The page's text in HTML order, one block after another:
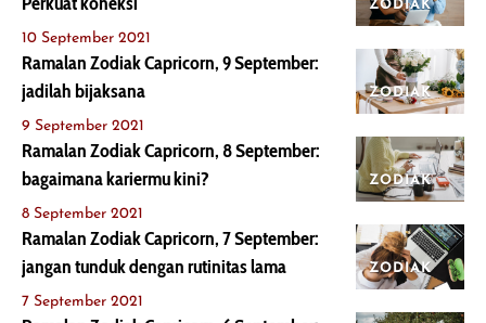
ZODIAK
10 September 2021
ZODIAK
Ramalan Zodiak Capricorn, 9 September:
jadilah bijaksana
9 September 2021
ZODIAK
Ramalan Zodiak Capricorn, 8 September:
bagaimana kariermu kini?
8 September 2021
ZODIAK
Ramalan Zodiak Capricorn, 7 September:
jangan tunduk dengan rutinitas lama
7 September 2021